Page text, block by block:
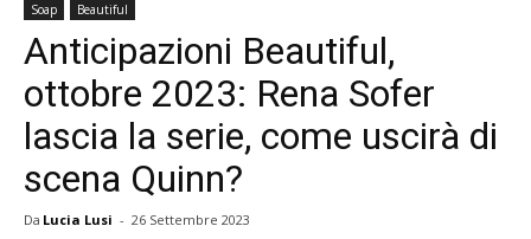
Soap Beautiful
Anticipazioni Beautiful,
ottobre 2023: Rena Sofer
lascia la serie, come uscirà di
scena Quinn?
Da Lucia Lusi - 26 Settembre 2023